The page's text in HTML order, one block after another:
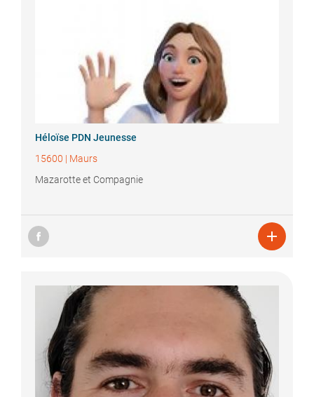
Héloïse PDN Jeunesse
15600 | Maurs
Mazarotte et Compagnie
